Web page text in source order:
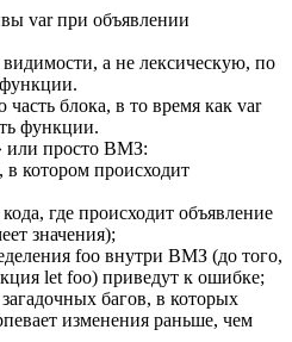
var при объявлении
а не лексическую, по
блока, в то время как var
функции.
или просто ВМЗ:
в котором происходит
где происходит объявление
значения);
foo внутри ВМЗ (до того,
let foo) приведут к ошибке;
багов, в которых
изменения раньше, чем